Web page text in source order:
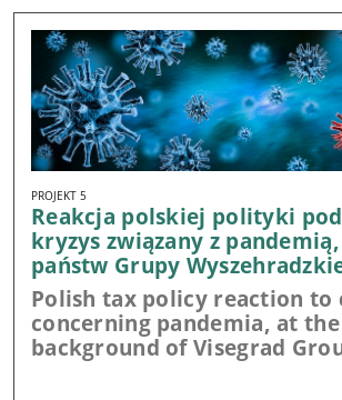
PROJEKT 5
Reakcja polskiej polityki
kryzys związany z
państw Grupy
Polish tax policy reaction to
concerning pandemia, at the
background of Visegrad